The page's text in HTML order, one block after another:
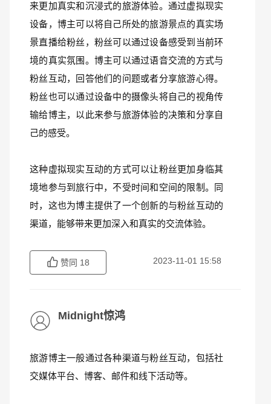
来更加真实和沉浸式的旅游体验。通过虚拟现实
设备，博主可以将自己所处的旅游景点的真实场
景直播给粉丝，粉丝可以通过设备感受到当前环
境的真实氛围。博主可以通过语音交流的方式与
粉丝互动，回答他们的问题或者分享旅游心得。
粉丝也可以通过设备中的摄像头将自己的视角传
输给博主，以此来参与旅游体验的决策和分享自
己的感受。
这种虚拟现实互动的方式可以让粉丝更加身临其
境地参与到旅行中，不受时间和空间的限制。同
时，这也为博主提供了一个创新的与粉丝互动的
渠道，能够带来更加深入和真实的交流体验。
赞同 18 2023-11-01 15:58
Midnight惊鸿
旅游博主一般通过各种渠道与粉丝互动，包括社
交媒体平台、博客、邮件和线下活动等。